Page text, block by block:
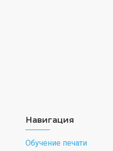
Навигация
Обучение печати